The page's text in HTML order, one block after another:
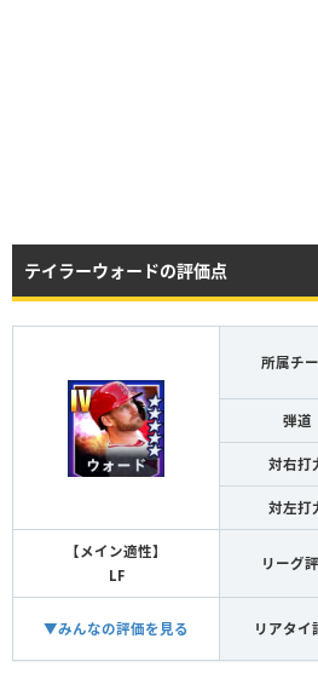
テイラーウォードの評価点
所属チ
弾道
対右打
対左打
【メイン適性】
LF
リーグ
▼みんなの評価を見る リアタイ